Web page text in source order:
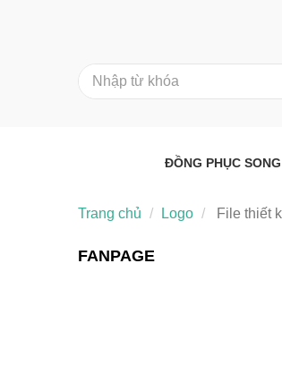
FANPAGE
ĐỒNG PHỤC
Trang chủ Logo File thiết